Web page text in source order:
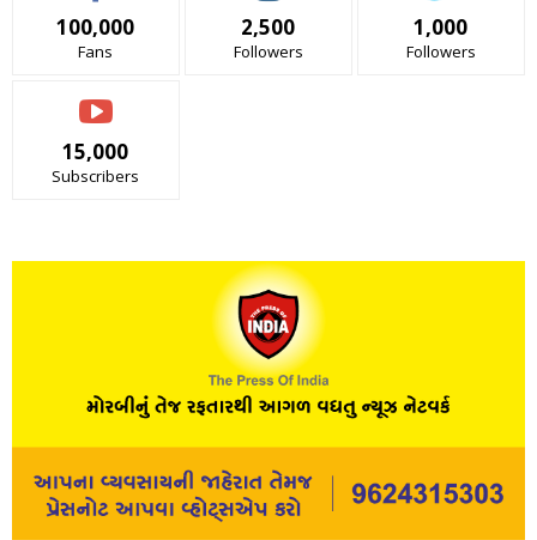
100,000
Fans
2,500
Followers
1,000
Followers
15,000
Subscribers